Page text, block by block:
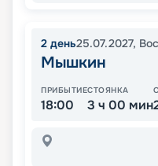
2 день25.07.2027,
Мышкин
ПРИБЫТИЕ
18:00
СТОЯНКА
3 ч 00 мин